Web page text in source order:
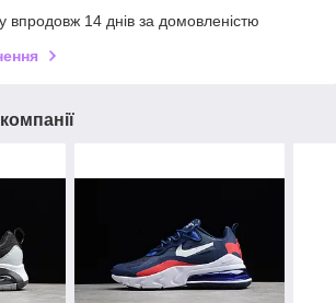
впродовж 14 днів за домовленістю